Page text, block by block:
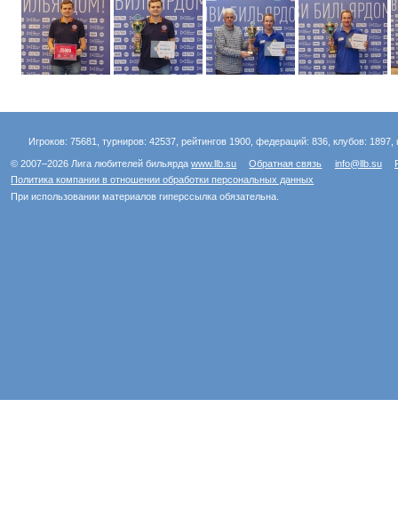
Игроков: 75681, турниров: 42537, рейтингов 1900, федераций: 836, клубов:
© 2007–2026 Лига любителей бильярдаwww.llb.su Обратная связь info@llb.su
Политика компании в отношении обработки персональных данных
При использовании материалов гиперссылка обязательна.